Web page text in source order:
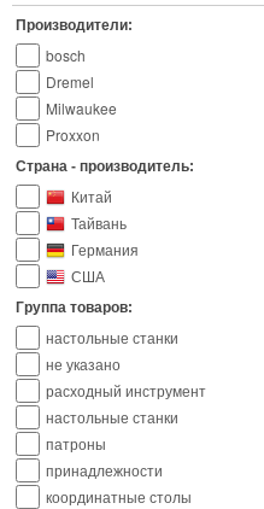
Производители:
bosch
Dremel
Milwaukee
Proxxon
Страна - производитель:
Китай
Тайвань
Германия
США
Группа товаров:
настольные станки
не указано
расходный инструмент
настольные станки
патроны
принадлежности
координатные столы